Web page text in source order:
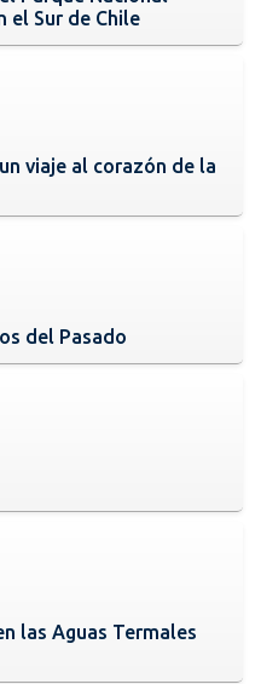
el Sur de Chile
viaje al corazón de la
del Pasado
las Aguas Termales